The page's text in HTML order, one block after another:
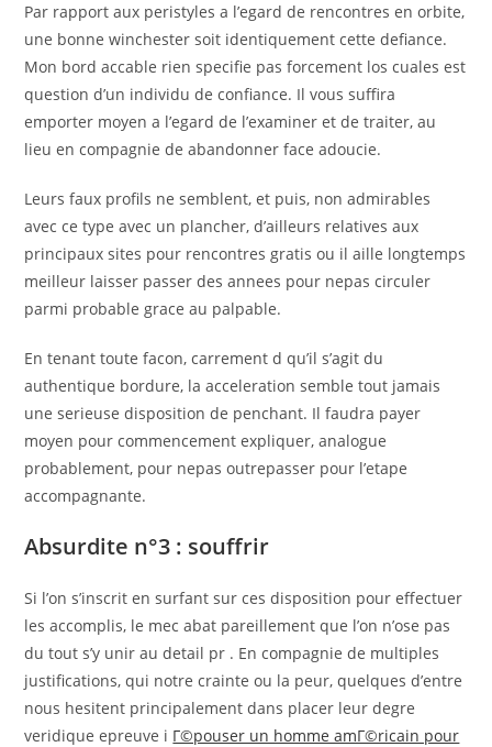
Par rapport aux peristyles a l’egard de rencontres en orbite,
une bonne winchester soit identiquement cette defiance.
Mon bord accable rien specifie pas forcement los cuales est
question d’un individu de confiance. Il vous suffira
emporter moyen a l’egard de l’examiner et de traiter, au
lieu en compagnie de abandonner face adoucie.
Leurs faux profils ne semblent, et puis, non admirables
avec ce type avec un plancher, d’ailleurs relatives aux
principaux sites pour rencontres gratis ou il aille longtemps
meilleur laisser passer des annees pour nepas circuler
parmi probable grace au palpable.
En tenant toute facon, carrement d qu’il s’agit du
authentique bordure, la acceleration semble tout jamais
une serieuse disposition de penchant. Il faudra payer
moyen pour commencement expliquer, analogue
probablement, pour nepas outrepasser pour l’etape
accompagnante.
Absurdite n°3 : souffrir
Si l’on s’inscrit en surfant sur ces disposition pour effectuer
les accomplis, le mec abat pareillement que l’on n’ose pas
du tout s’y unir au detail pr . En compagnie de multiples
justifications, qui notre crainte ou la peur, quelques d’entre
nous hesitent principalement dans placer leur degre
veridique epreuve i Г©pouser un homme amГ©ricain pour